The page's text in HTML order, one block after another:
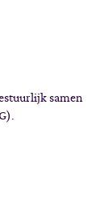
samen